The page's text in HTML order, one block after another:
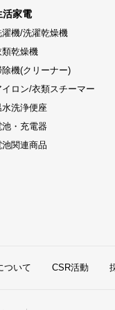
活家電
濯機/洗濯乾燥機
類乾燥機
除機(クリーナー)
イロン/衣類スチーマー
水洗浄便座
池・充電器
池関連商品
ついて CSR活動